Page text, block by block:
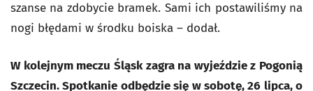
szanse na zdobycie bramek. Sami ich postawiliśmy na
nogi błędami w środku boiska – dodał.
W kolejnym meczu Śląsk zagra na wyjeździe z Pogonią
Szczecin. Spotkanie odbędzie się w sobotę, 26 lipca, o